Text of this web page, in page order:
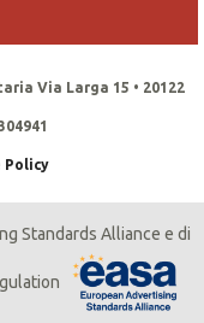
Via Larga 15 • 20122
Policy
Standards Alliance e di